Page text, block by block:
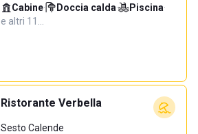
Cabine· Doccia calda· Piscina·
e altri 11…
Ristorante Verbella
Sesto Calende